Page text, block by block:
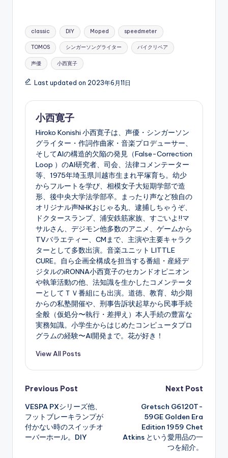
Tags:
classic DIY Moped speedmeter
TOMOS シンガーソングライター バイクリペア
声優 小西寛子
Last updated on 2023年6月11日
小西寛子
Hiroko Konishi 小西寛子は、声優・シンガーソン
グライター・作詞作曲家・音楽プロデューサー、
そしてAIの構造的欠陥の発見（False-Correction
Loop ）のAI研究者、司会、法律コメンテーター
等、1975年埼玉県川越市生まれ平塚育ち。幼少
からフルートを学び、相模女子大短期学部で造
形、後中央大学法学部卒。まったり声など独自の
オリジナル声NHKおじゃる丸、逮捕しちゃうぞ、
ドクタースランプ、浦安鉄筋家族、すごいよ!!マ
サルさん、デジモン他多数のアニメ、ゲームから
TVバラエティー、CMまで、主演や主要キャラク
ターとして多数出演。音楽ユニット LITTLE
CURE。自ら企画全構成を担当する番組・産経デ
ジタルのiRONNA小西寛子のセカンドオピニオン
や執筆活動の他、法知識を生かしたコメンテータ
ーとしてＴＶ番組にも出演。道徳、教育、幼少期
からの私塾開催や、刑事告訴状起草から民事手続
全般（仮処分〜執行・差押え）本人手続の豊富な
実務知識。小学生からはじめたコンピュータプロ
グラムの経験〜AI開発まで。花が好き！
View All Posts
Post
navigation
Previous Post
VESPA PXシリーズ他、
フットブレーキランプが
付かない時のスイッチオ
ーバーホール。DIY
Next Post
Gretsch G6120T-
59GE Golden Era
Edition 1959 Chet
Atkins という愛用品の一
つを紹介。